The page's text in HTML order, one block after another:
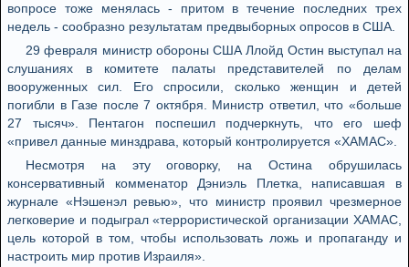
вопросе тоже менялась - притом в течение последних трех
недель - сообразно результатам предвыборных опросов в США.
29 февраля министр обороны США Ллойд Остин выступал на
слушаниях в комитете палаты представителей по делам
вооруженных сил. Его спросили, сколько женщин и детей
погибли в Газе после 7 октября. Министр ответил, что «больше
27 тысяч». Пентагон поспешил подчеркнуть, что его шеф
«привел данные минздрава, который контролируется «ХАМАС».
Несмотря на эту оговорку, на Остина обрушилась
консервативный комменатор Дэниэль Плетка, написавшая в
журнале «Нэшенэл ревью», что министр проявил чрезмерное
легковерие и подыграл «террористической организации ХАМАС,
цель которой в том, чтобы использовать ложь и пропаганду и
настроить мир против Израиля».